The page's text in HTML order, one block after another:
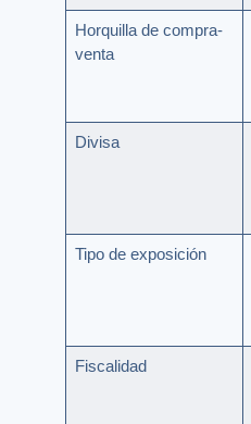
Horquilla de compra-
venta
Divisa
Tipo de exposición
Fiscalidad